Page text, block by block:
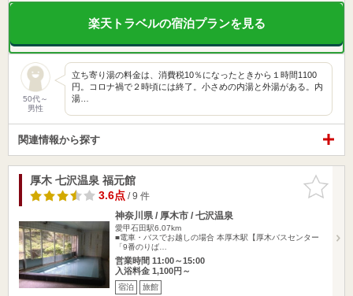
楽天トラベルの宿泊プランを見る
50代～
男性
立ち寄り湯の料金は、消費税10％になったときから１時間1100
円。コロナ禍で２時頃には終了。小さめの内湯と外湯がある。内
湯…
関連情報から探す
お気に入
りに追加
厚木 七沢温泉 福元館
3.6点/ 9 件
神奈川県 / 厚木市 / 七沢温泉
愛甲石田駅6.07km
■電車・バスでお越しの場合 本厚木駅【厚木バスセンター
「9番のりば…
営業時間 11:00～15:00
入浴料金 1,100円～
宿泊 旅館